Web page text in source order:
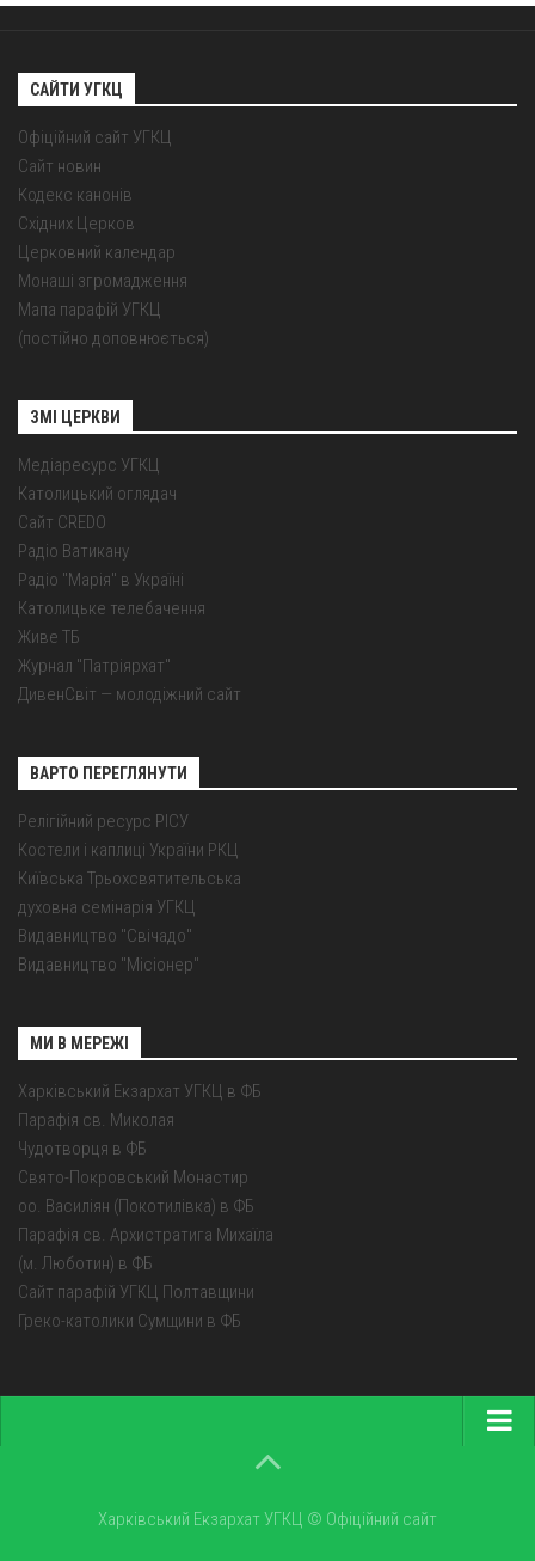
САЙТИ УГКЦ
Офіційний сайт УГКЦ
Сайт новин
Кодекс канонів
Східних Церков
Церковний календар
Монаші згромадження
Мапа парафій УГКЦ
(постійно доповнюється)
ЗМІ ЦЕРКВИ
Медіаресурс УГКЦ
Католицький оглядач
Сайт CREDO
Радіо Ватикану
Радіо "Марія" в Україні
Католицьке телебачення
Живе ТБ
Журнал "Патріярхат"
ДивенСвіт — молодіжний сайт
ВАРТО ПЕРЕГЛЯНУТИ
Релігійний ресурс РІСУ
Костели і каплиці України РКЦ
Київська Трьохсвятительська
духовна семінарія УГКЦ
Видавництво "Свічадо"
Видавництво "Місіонер"
МИ В МЕРЕЖІ
Харківський Екзархат УГКЦ в ФБ
Парафія св. Миколая
Чудотворця в ФБ
Свято-Покровський Монастир
оо. Василіян (Покотилівка) в ФБ
Парафія св. Архистратига Михаїла
(м. Люботин) в ФБ
Сайт парафій УГКЦ Полтавщини
Греко-католики Сумщини в ФБ
Про екзархатХарківський Екзархат УГКЦ © Офіційний сайт